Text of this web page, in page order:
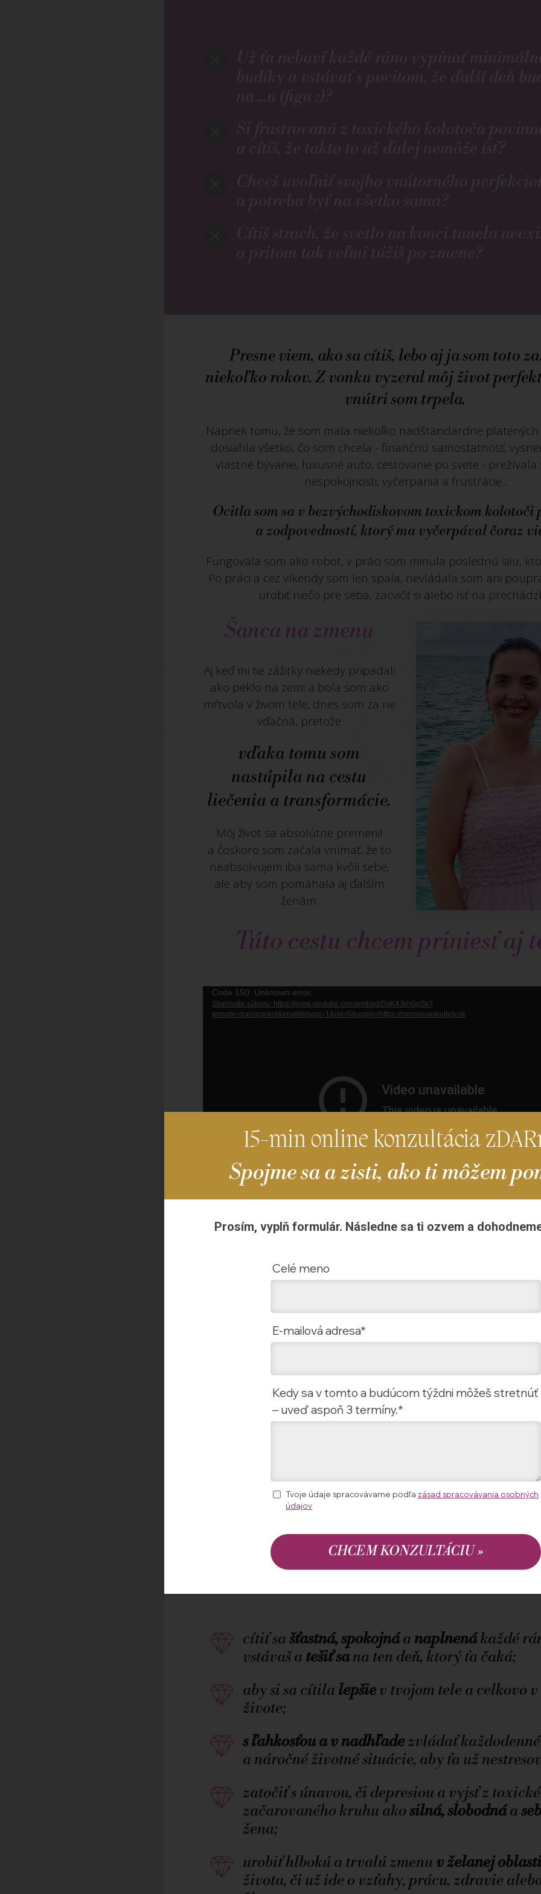
Presne viem, ako sa cítiš, lebo aj ja som toto
niekoľko rokov. Z vonku vyzeral môj život
vnútri som trpela.
Napriek tomu, že som mala niekoľko nadštandardne
dosiahla všetko, čo som chcela - finančnú samostatnosť,
vlastné bývanie, luxusné auto, cestovanie po svete - prežívala
nespokojnosti, vyčerpania a frustrácie...
Ocitla som sa v bezvýchodiskovom toxickom kolotoči
a zodpovedností, ktorý ma vyčerpával čoraz
Fungovala som ako robot, v práci som minula poslednú silu,
Po práci a cez víkendy som len spala, nevládala som ani
urobiť niečo pre seba, zacvičiť si alebo ísť na
Šanca na zmenu
Aj keď mi tie zážitky niekedy pripadali
ako peklo na zemi a bola som ako
mŕtvola v živom tele, dnes som za ne
vďačná, pretože
vďaka tomu som
nastúpila na cestu
liečenia a transformácie.
Môj život sa absolútne premenil
a čoskoro som začala vnímať, že to
neabsolvujem iba sama kvôli sebe,
ale aby som pomáhala aj ďalším
ženám.
Túto cestu chcem priniesť aj
Video
prehrávač
Code 150: Unknown error.
Stiahnutie súboru: https://www.youtube.com/embed/DvK4JkhGgSk?
wmode=transparent&enablejsapi=1&rel=0&origin=https://miroslavaskultety.sk
TRANSFORMAČNÝ
TI POMÔŽE
cítiť sašťastná, spokojnáa naplnenákaždé
vstávaš a tešiť sana ten deň, ktorý ťa čaká;
aby si sa cítila lepšiev tvojom tele a celkovo
živote;
s ľahkosťou a v nadhľadezvládať
a náročné životné situácie, aby ťa už
zatočiť s únavou, či depresiou a vyjsť z
začarovaného kruhu akosilná, slobodnáa
žena;
urobiť hlbokú a trvalú zmenuv želanej oblasti
života, či už ide o vzťahy, prácu, zdravie
15-min online konzultácia
Spojme sa a zisti, ako ti môžem
Prosím, vyplň formulár. Následne sa ti ozvem a
Celé meno
E-mailová adresa*
Kedy sa v tomto a budúcom týždni môžeš stretnúť
– uveď aspoň 3 termíny.*
Tvoje údaje spracovávame podľa zásad spracovávania osobných
údajov
CHCEM KONZULTÁCIU »